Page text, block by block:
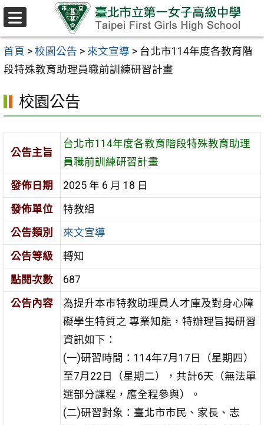
跳至主要內容區
首頁 > 校園公告 > 來文宣導 > 台北市114年度各教育階
段特殊教育助理員職前訓練研習計畫
校園公告
公告主旨
台北市114年度各教育階段特殊教育助理
員職前訓練研習計畫
發佈日期
2025 年 6 月 18 日
發佈單位
特教組
公告類別
來文宣導
公告等級
轉知
點閱次數
687
公告內容
為提升本市特教助理員人才庫及對身心障
礙學生特質之 專業知能，特辦理旨揭研習
資訊如下：
(一)研習時間：114年7月17日（星期四）
至7月22日（星期二），共計6天（無法單
選部分課程，應全程參與）。
(二)研習對象：臺北市市民、家長、志
選
單